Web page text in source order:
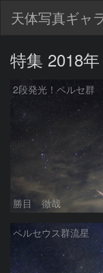
天体写真ギャ
特集 2018
2段発光！ペルセ群
勝目 徹哉
ペルセウス群流星